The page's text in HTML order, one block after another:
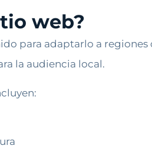
web?
para adaptarlo a regiones
la audiencia local.